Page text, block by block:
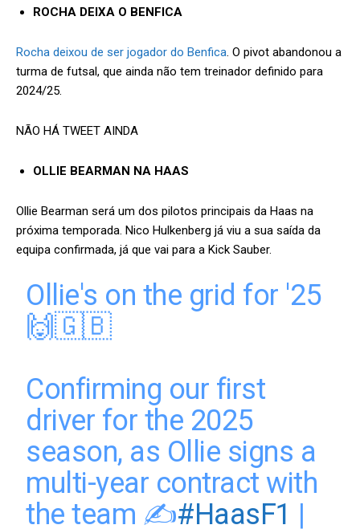
ROCHA DEIXA O BENFICA
Rocha deixou de ser jogador do Benfica . O pivot abandonou a
turma de futsal, que ainda não tem treinador definido para
2024/25.
NÃO HÁ TWEET AINDA
OLLIE BEARMAN NA HAAS
Ollie Bearman será um dos pilotos principais da Haas na
próxima temporada. Nico Hulkenberg já viu a sua saída da
equipa confirmada, já que vai para a Kick Sauber.
Ollie's on the grid for '25
🙌🇬🇧
Confirming our first
driver for the 2025
season, as Ollie signs a
multi-year contract with
the team ✍️#HaasF1 |